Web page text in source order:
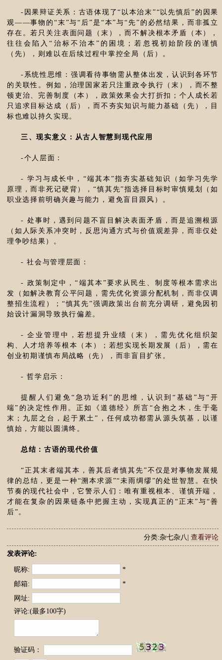
-因果辩证关系：古语体现了“以本治末”“以先慎后”的因果
观——事物的“末”与“后”是“本”与“先”的必然结果，而非孤立
存在。若只关注表面问题（末），而不解决根本矛盾（本），
往往会陷入“治标不治本”的困境；若忽视初始阶段的谨慎
（先），则难以在后续过程中掌控全局（后）。
-系统性思维：强调看待事物需从整体出发，认识到各环节
的关联性。例如，治理国家若只注重政令执行（末），而不整
顿吏治、完善制度（本），政策效果会大打折扣；个人成长若
只追求目标达成（后），而不夯实知识与能力基础（先），目
标也难以持久实现。
三、现实意义：从古人智慧到现代应用
-个人层面：
- 学习与成长中，“端其本”指夯实基础知识（如学习先学
原理，而非死记硬背），“慎其先”指选择目标时审慎规划（如
职业选择前明确兴趣与能力，避免盲目跟风）。
- 处事时，遇到问题不盲目解决表面矛盾，而是追溯根源
（如人际关系冲突时，反思沟通方式与价值观差异，而非仅处
理争吵结果）。
- 社会与管理层面：
- 政策制定中，“端其本”要求从民生、制度等根本需求出
发（如解决教育公平问题，需先优化资源分配机制，而非仅调
整招生流程）；“慎其先”强调政策出台前充分调研，避免因初
始设计漏洞导致执行偏差。
- 企业管理中，若想提升业绩（末），需先优化组织架
构、人才培养等根本（本）；若想实现长期发展（后），需在
创业初期谨慎布局战略（先），而非盲目扩张。
- 哲学启示：
提醒人们避免“急功近利”的思维，认识到“基础”与“开
端”的决定性作用。正如《道德经》所言“合抱之木，生于毫
末；九层之台，起于累土”，任何成功都需从源头筑基，以谨
慎始，方能以圆满终。
总结：古语的现代价值
“正其末者端其本，善其后者慎其先”不仅是对事物发展规
律的总结，更是一种“溯本求源”“未雨绸缪”的处世智慧。在快
节奏的现代社会中，它警示人们：唯有重视根本、谨慎开端，
才能在复杂的因果链条中把握主动，实现真正的“正末”与“善
后”。
分类:杂七杂八| 查看评论
发表评论:
昵称:
*
邮箱:
*
网址:
评论:(最多100字)
验证码：